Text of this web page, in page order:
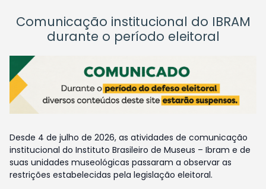
Comunicação institucional do IBRAM
durante o período eleitoral
Desde 4 de julho de 2026, as atividades de comunicação
institucional do Instituto Brasileiro de Museus – Ibram e de
suas unidades museológicas passaram a observar as
restrições estabelecidas pela legislação eleitoral.